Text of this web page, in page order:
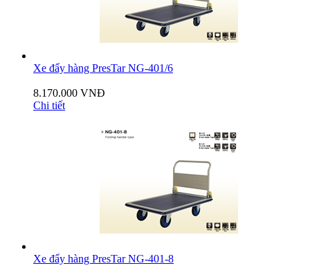
Xe đẩy hàng PresTar NG-401/6
8.170.000 VNĐ
Chi tiết
Xe đẩy hàng PresTar NG-401-8